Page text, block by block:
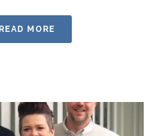
READ MORE